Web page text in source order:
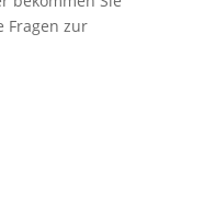
Fragen zur